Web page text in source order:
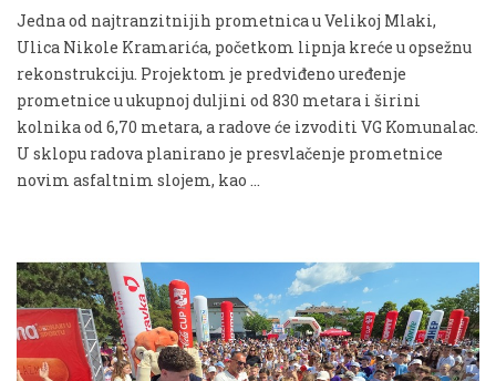
Jedna od najtranzitnijih prometnica u Velikoj Mlaki,
Ulica Nikole Kramarića, početkom lipnja kreće u opsežnu
rekonstrukciju. Projektom je predviđeno uređenje
prometnice u ukupnoj duljini od 830 metara i širini
kolnika od 6,70 metara, a radove će izvoditi VG Komunalac.
U sklopu radova planirano je presvlačenje prometnice
novim asfaltnim slojem, kao …